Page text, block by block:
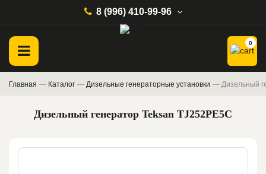
8 (996) 410-99-96
0
Главная — Каталог — Дизельные генераторные установки — Дизельный
Дизельный генератор Teksan TJ252PE5C